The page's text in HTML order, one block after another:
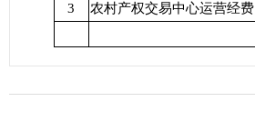
3
农村产权交易中心运营经费